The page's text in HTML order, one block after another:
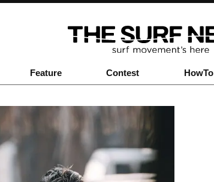
Feature Contest HowTo